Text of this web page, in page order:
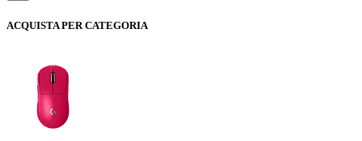
ACQUISTA PER CATEGORIA